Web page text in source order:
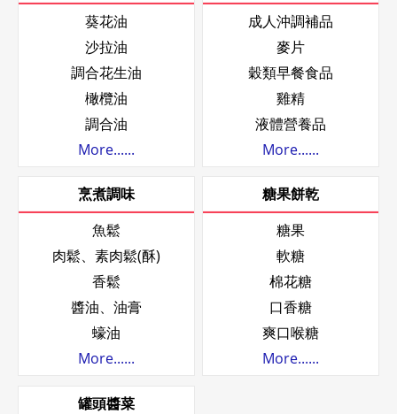
葵花油
沙拉油
調合花生油
橄欖油
調合油
More......
成人沖調補品
麥片
穀類早餐食品
雞精
液體營養品
More......
烹煮調味
魚鬆
肉鬆、素肉鬆(酥)
香鬆
醬油、油膏
蠔油
More......
糖果餅乾
糖果
軟糖
棉花糖
口香糖
爽口喉糖
More......
罐頭醬菜